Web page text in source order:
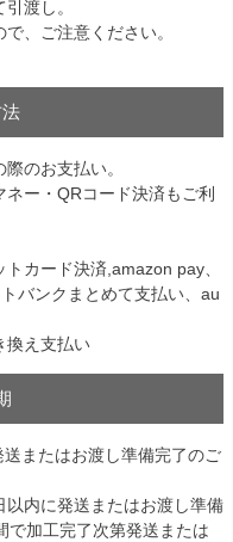
渡し。
、ご注意ください。
のお支払い。
ネー・QRコード決済もご利
カード決済,amazon pay、
バンクまとめて支払い、au
換え支払い
またはお渡し準備完了のご
内に発送またはお渡し準備
で加工完了次第発送または